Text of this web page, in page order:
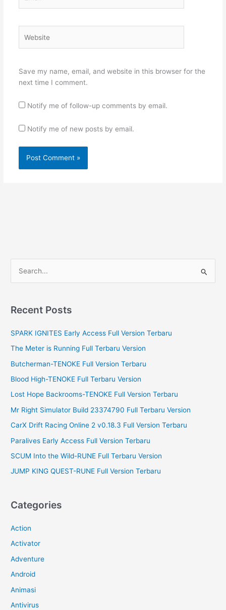
Save my name, email, and website in this browser for the
next time I comment.
Notify me of follow-up comments by email.
Notify me of new posts by email.
r
h
f
o
Recent Posts
SPARK IGNITES Early Access Full Version Terbaru
The Meter is Running Full Terbaru Version
Butcherman-TENOKE Full Version Terbaru
Blood High-TENOKE Full Terbaru Version
Lost Hope Backrooms-TENOKE Full Version Terbaru
Mr Right Simulator Build 23374790 Full Terbaru Version
CarX Drift Racing Online 2 v0.18.3 Full Version Terbaru
Paralives Early Access Full Version Terbaru
SCUM Into the Wild-RUNE Full Terbaru Version
JUMP KING QUEST-RUNE Full Version Terbaru
Categories
Action
Activator
Adventure
Android
Animasi
Antivirus